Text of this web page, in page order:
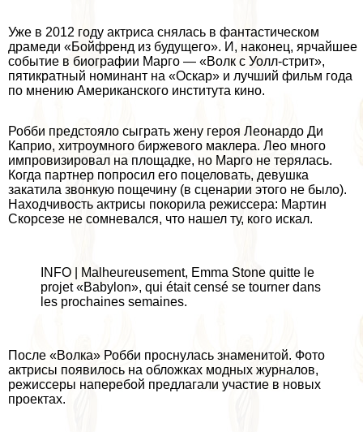
Уже в 2012 году актриса снялась в фантастическом
драмеди «Бойфренд из будущего». И, наконец, ярчайшее
событие в биографии Марго — «Волк с Уолл-стрит»,
пятикратный номинант на «Оскар» и лучший фильм года
по мнению Американского института кино.
Робби предстояло сыграть жену героя Леонардо Ди
Каприо, хитроумного биржевого маклера. Лео много
импровизировал на площадке, но Марго не терялась.
Когда партнер попросил его поцеловать, дeвyшка
закатила звонкую пощечину (в сценарии этого не было).
Находчивость актрисы покорила режиссера: Мартин
Скорсезе не сомневался, что нашел ту, кого искал.
INFO | Malheureusement, Emma Stone quitte le
projet «Babylon», qui était censé se tourner dans
les prochaines semaines.
После «Волка» Робби проснулась знаменитой. Фото
актрисы появилось на обложках модных журналов,
режиссеры наперебой предлагали участие в новых
проектах.